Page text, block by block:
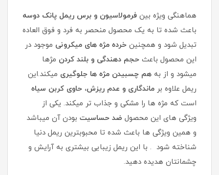
هماهنگی ویژه بین فرمولاسیون و برس ریمل پانک دوسه
باعث شده تا به یک محصول منحصر به فرد و فوق العاده
تبدیل شود و همچنین خرده مژه های میکرونی موجود در
این محصول باعث حجم دهندگی و بلند کردن مژها
میشود و از به هم چسبیدن مژه ها جلوگیری میکند.این
ریمل علاوه بر ماندگاری و عدم ریزش، حاوی کربن سیاه
است که مژه ها را مشکی و جذاب تر میکند. یکی از
ویژگی های این محصول ضد حساسیت بودن آن میباشد
و همین ویژگی ها باعث شده تا محبوبترین ریمل دنیا
شناخته شود . با این ریمل زیبایی بیشتری به آرایش و
چشمانتان هدیده دهید.